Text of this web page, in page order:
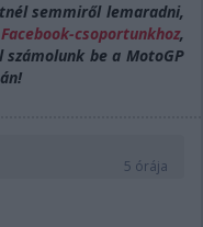
semmiről lemaradni,
csoportunkhoz,
be a MotoGP
5 órája